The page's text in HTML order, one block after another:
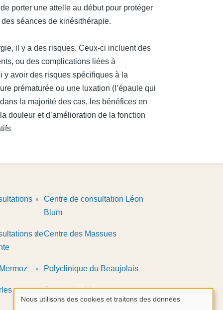
porter une attelle au début pour protéger
des séances de kinésithérapie.
il y a des risques. Ceux-ci incluent des
ou des complications liées à
y avoir des risques spécifiques à la
prématurée ou une luxation (l’épaule qui
la majorité des cas, les bénéfices en
douleur et d’amélioration de la fonction
Centre de consultation Léon
Blum
deCentre des Massues
Polyclinique du Beaujolais
Centre des Massues
Nous utilisons des cookies et traitons des données